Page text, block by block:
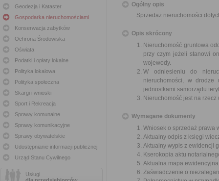
Geodezja i Kataster
Gospodarka nieruchomościami
Konserwacja zabytków
Ochrona Środowiska
Oświata
Podatki i opłaty lokalne
Polityka lokalowa
Polityka społeczna
Skargi i wnioski
Sport i Rekreacja
Sprawy komunalne
Sprawy komunikacyjne
Sprawy obywatelskie
Udostępnianie informacji publicznej
Urząd Stanu Cywilnego
Usługi
Ogólny opis
Sprzedaż nieruchomości
Opis skrócony
Nieruchomość gruntowa
przy czym jeżeli stanowi
wojewody.
W odniesieniu do
nieruchomości, w drodze
jednostkami samorządu
Nieruchomość jest na
Wymagane dokumenty
Wniosek o sprzedaż prawa
Aktualny odpis z księgi
Aktualny wypis z ewidencji
Kserokopia aktu
Aktualna mapa ewidencyjna
Zaświadczenie o